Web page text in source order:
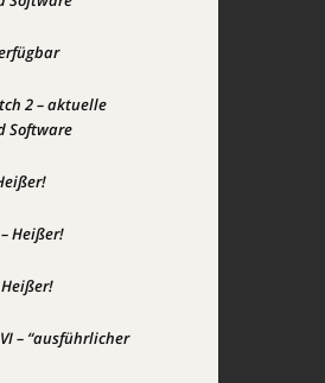
2 – aktuelle
Software
Heißer!
Heißer!
– “ausführlicher